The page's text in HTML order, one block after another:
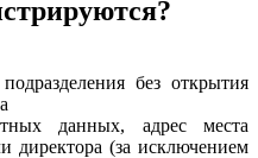
без открытия
данных, адрес места
директора (за исключением